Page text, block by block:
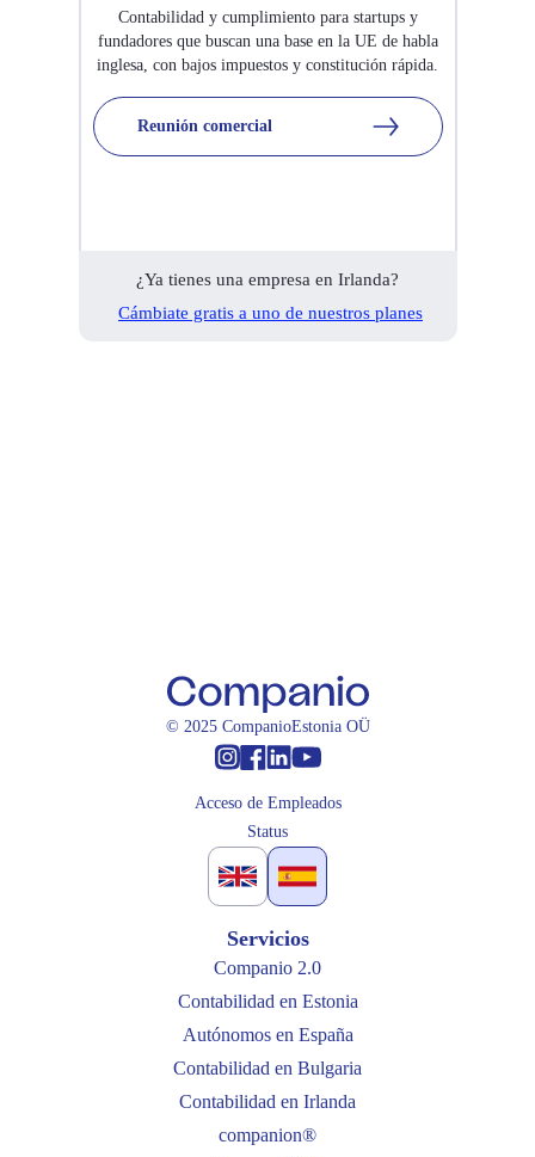
Contabilidad y cumplimiento para startups y
fundadores que buscan una base en la UE de habla
inglesa, con bajos impuestos y constitución rápida.
Reunión comercial
¿Ya tienes una empresa en Irlanda?
Cámbiate gratis a uno de nuestros planes
© 2025 CompanioEstonia OÜ
Instagram
Facebook
LinkedinYoutube
Acceso de Empleados
Status
English
flag
Spanish
flag
Servicios
Companio 2.0
Contabilidad en Estonia
Autónomos en España
Contabilidad en Bulgaria
Contabilidad en Irlanda
companion®